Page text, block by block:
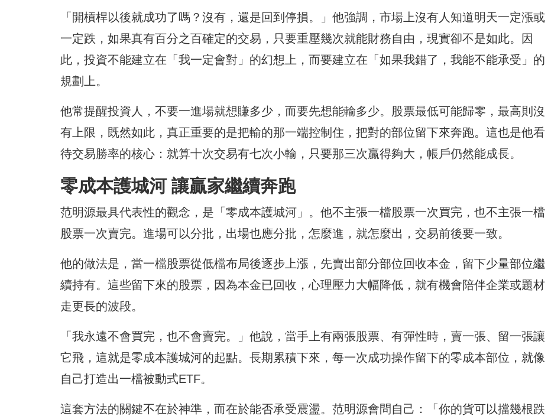
「開槓桿以後就成功了嗎？沒有，還是回到停損。」他強調，市場上沒有人知道明天一定漲或
一定跌，如果真有百分之百確定的交易，只要重壓幾次就能財務自由，現實卻不是如此。因
此，投資不能建立在「我一定會對」的幻想上，而要建立在「如果我錯了，我能不能承受」的
規劃上。
他常提醒投資人，不要一進場就想賺多少，而要先想能輸多少。股票最低可能歸零，最高則沒
有上限，既然如此，真正重要的是把輸的那一端控制住，把對的部位留下來奔跑。這也是他看
待交易勝率的核心：就算十次交易有七次小輸，只要那三次贏得夠大，帳戶仍然能成長。
零成本護城河 讓贏家繼續奔跑
范明源最具代表性的觀念，是「零成本護城河」。他不主張一檔股票一次買完，也不主張一檔
股票一次賣完。進場可以分批，出場也應分批，怎麼進，就怎麼出，交易前後要一致。
他的做法是，當一檔股票從低檔布局後逐步上漲，先賣出部分部位回收本金，留下少量部位繼
續持有。這些留下來的股票，因為本金已回收，心理壓力大幅降低，就有機會陪伴企業或題材
走更長的波段。
「我永遠不會買完，也不會賣完。」他說，當手上有兩張股票、有彈性時，賣一張、留一張讓
它飛，這就是零成本護城河的起點。長期累積下來，每一次成功操作留下的零成本部位，就像
自己打造出一檔被動式ETF。
這套方法的關鍵不在於神準，而在於能否承受震盪。范明源會問自己：「你的貨可以擋幾根跌